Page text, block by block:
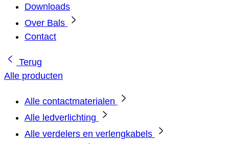
Downloads
Over Bals
Contact
Terug
Alle producten
Alle contactmaterialen
Alle ledverlichting
Alle verdelers en verlengkabels